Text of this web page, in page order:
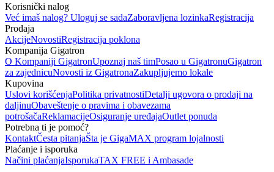
Korisnički nalog
Već imaš nalog? Uloguj se sadaZaboravljena lozinkaRegistracija
Prodaja
AkcijeNovostiRegistracija poklona
Kompanija Gigatron
O Kompaniji GigatronUpoznaj naš timPosao u GigatronuGigatron
za zajednicuNovosti iz GigatronaZakupljujemo lokale
Kupovina
Uslovi korišćenjaPolitika privatnostiDetalji ugovora o prodaji na
daljinuObaveštenje o pravima i obavezama
potrošačaReklamacijeOsiguranje uređajaOutlet ponuda
Potrebna ti je pomoć?
KontaktČesta pitanjaŠta je GigaMAX program lojalnosti
Plaćanje i isporuka
Načini plaćanjaIsporukaTAX FREE i Ambasade